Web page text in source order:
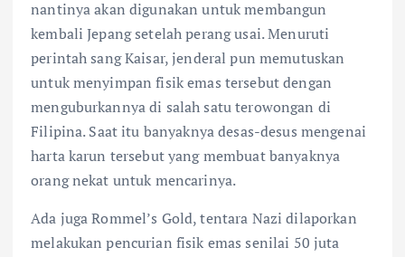
nantinya akan digunakan untuk membangun
kembali Jepang setelah perang usai. Menuruti
perintah sang Kaisar, jenderal pun memutuskan
untuk menyimpan fisik emas tersebut dengan
menguburkannya di salah satu terowongan di
Filipina. Saat itu banyaknya desas-desus mengenai
harta karun tersebut yang membuat banyaknya
orang nekat untuk mencarinya.
Ada juga Rommel’s Gold, tentara Nazi dilaporkan
melakukan pencurian fisik emas senilai 50 juta